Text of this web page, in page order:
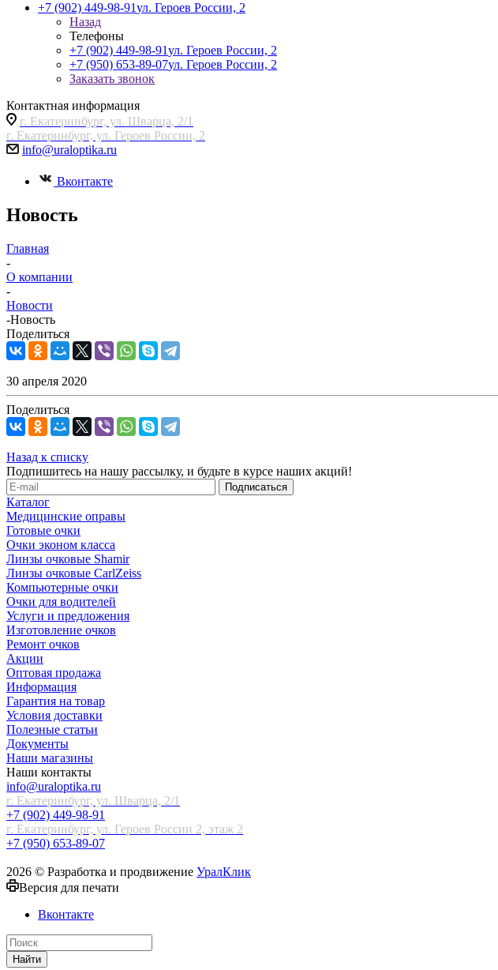
+7 (902) 449-98-91ул. Героев России, 2
Назад
Телефоны
+7 (902) 449-98-91ул. Героев России, 2
+7 (950) 653-89-07ул. Героев России, 2
Заказать звонок
Контактная информация
г. Екатеринбург, ул. Шварца, 2/1
г. Екатеринбург, ул. Героев России, 2
info@uraloptika.ru
Вконтакте
Новость
Главная
-
О компании
-
Новости
-Новость
Поделиться
30 апреля 2020
Поделиться
Назад к списку
Подпишитесь на нашу рассылку, и будьте в курсе наших акций!
Каталог
Медицинские оправы
Готовые очки
Очки эконом класса
Линзы очковые Shamir
Линзы очковые CarlZeiss
Компьютерные очки
Очки для водителей
Услуги и предложения
Изготовление очков
Ремонт очков
Акции
Оптовая продажа
Информация
Гарантия на товар
Условия доставки
Полезные статьи
Документы
Наши магазины
Наши контакты
info@uraloptika.ru
г. Екатеринбург, ул. Шварца, 2/1
+7 (902) 449-98-91
г. Екатеринбург, ул. Героев России 2, этаж 2
+7 (950) 653-89-07
2026 © Разработка и продвижение УралКлик
Версия для печати
Вконтакте
Найти